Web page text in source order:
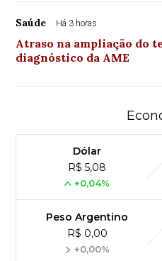
Saúde Há 3 horas
Atraso na ampliação do
diagnóstico da AME
Dólar
R$ 5,08
+0,04%
Peso Argentino
R$ 0,00
+0,00%